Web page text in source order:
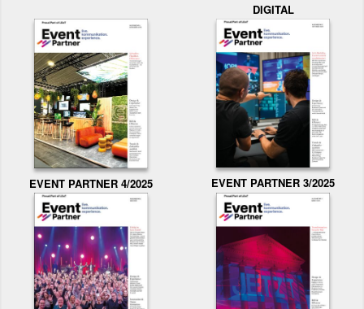
DIGITAL
EVENT PARTNER 4/2025 EVENT PARTNER 3/2025